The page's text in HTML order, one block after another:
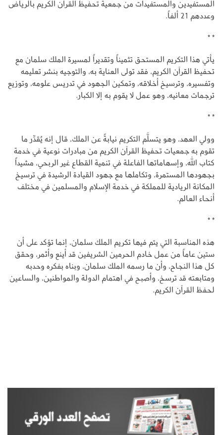
المستفيدين والمستفيدات من جمعية تحفيظ القرآن الكريم بالرياض
وعددهم 21 ألفاً.
* *
يأتي هذا التكريم المستحق تثميناً وتقديراً لمسيرة الملك سلمان مع
تحفيظ القرآن الكريم، فقد تولى العناية به، والتوجيه بنشر تعليمه
وتفسيره، وترسيخ أخلاقه، وتمكين الجهود في تدريس علومه، وتوزيع
ترجمات معانيه، وهو عمل لا يقوم به إلا الكبار.
* *
وولي العهد، وهو يتسلَّم التكريم نيابةً عن الملك، قال إنه يُقدِّر ما
تقوم به جمعيات تحفيظ القرآن الكريم من مبادرات نوعية في خدمة
كتاب الله، وإسهاماتها الفاعلة في تنمية القطاع غير الربحي، مشيداً
بجهودها المستمرة، وتكاملها مع جهود القيادة الرشيدة في ترسيخ
المكانة الريادية للمملكة في خدمة الإسلام والمسلمين في مختلف
أنحاء العالم.
* *
هذه المناسبة التي يتم فيها تكريم الملك سلمان، إنما تؤكد على أن
ستين عاماً من عمل خادم الحرمين الشريفين قد أينع وأثمر، وحقق
كل هذا النجاح، وأن ما رسمه الملك سلمان، وبناه بفكره وحدبه
ومتابعته قد ترسخ، وأصبح في اهتمام الدولة والمواطنين، والساعين
لحفظ القرآن الكريم.